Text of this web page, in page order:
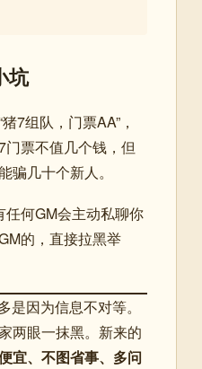
坑
7组队，门票AA”，
票不值几个钱，但
骗几十个新人。
任何GM会主动私聊你
的，直接拉黑举
因为信息不对等。
两眼一抹黑。新来的
宜、不图省事、多问